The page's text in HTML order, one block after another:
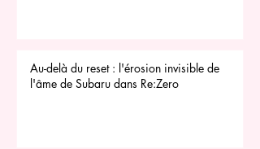
Au-delà du reset : l'érosion invisible de
l'âme de Subaru dans Re:Zero